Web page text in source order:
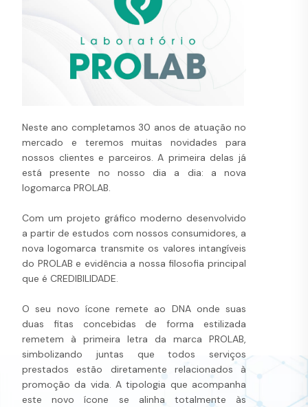
Neste ano completamos 30 anos de atuação no
mercado e teremos muitas novidades para
nossos clientes e parceiros. A primeira delas já
está presente no nosso dia a dia: a nova
logomarca PROLAB.
Com um projeto gráfico moderno desenvolvido
a partir de estudos com nossos consumidores, a
nova logomarca transmite os valores intangíveis
do PROLAB e evidência a nossa filosofia principal
que é CREDIBILIDADE.
O seu novo ícone remete ao DNA onde suas
duas fitas concebidas de forma estilizada
remetem à primeira letra da marca PROLAB,
simbolizando juntas que todos serviços
prestados estão diretamente relacionados à
promoção da vida. A tipologia que acompanha
este novo ícone se alinha totalmente às